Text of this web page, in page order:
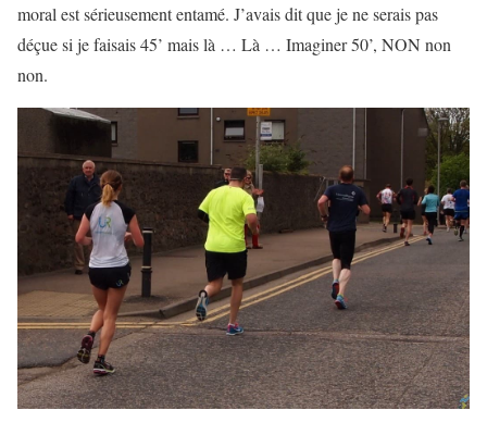
moral est sérieusement entamé. J’avais dit que je ne serais pas
déçue si je faisais 45’ mais là … Là … Imaginer 50’, NON non
non.